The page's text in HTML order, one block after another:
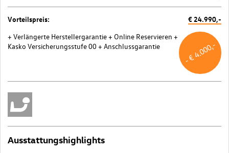
Vorteilspreis: € 24.990,-
+ Verlängerte Herstellergarantie+ Online Reservieren +
Kasko Versicherungsstufe 00 + Anschlussgarantie - € 4.000,-
Ausstattungshighlights